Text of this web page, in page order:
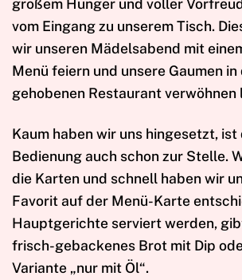
großem Hunger und voller
vom Eingang zu unserem Tisch.
wir unseren Mädelsabend mit
Menü feiern und unsere Gaumen in
gehobenen Restaurant verwöhnen
Kaum haben wir uns hingesetzt,
Bedienung auch schon zur Stelle.
die Karten und schnell haben wir
Favorit auf der Menü-Karte
Hauptgerichte serviert werden,
frisch-gebackenes Brot mit Dip
Variante „nur mit Öl“.